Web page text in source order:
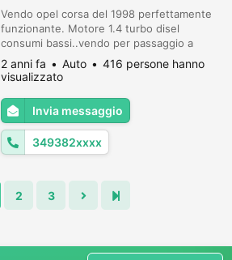
Vendo opel corsa del 1998 perfettamente
funzionante. Motore 1.4 turbo disel
consumi bassi..vendo per passaggio a
macchina piu grossa. PER MAGGIORI
INFORMAZIONI CONTATTATEMI NO
2 anni fa Auto
416 persone hanno
visualizzato
Invia messaggio
349382xxxx
2 3